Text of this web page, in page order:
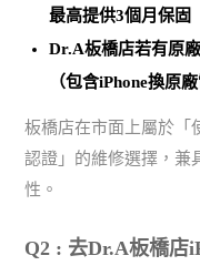
最高提供3個月保固
Dr.A板橋店若有原
（包含iPhone換原
板橋店在市面上屬於「
認證」的維修選擇，兼
性。
Q2 : 去Dr.A板橋店